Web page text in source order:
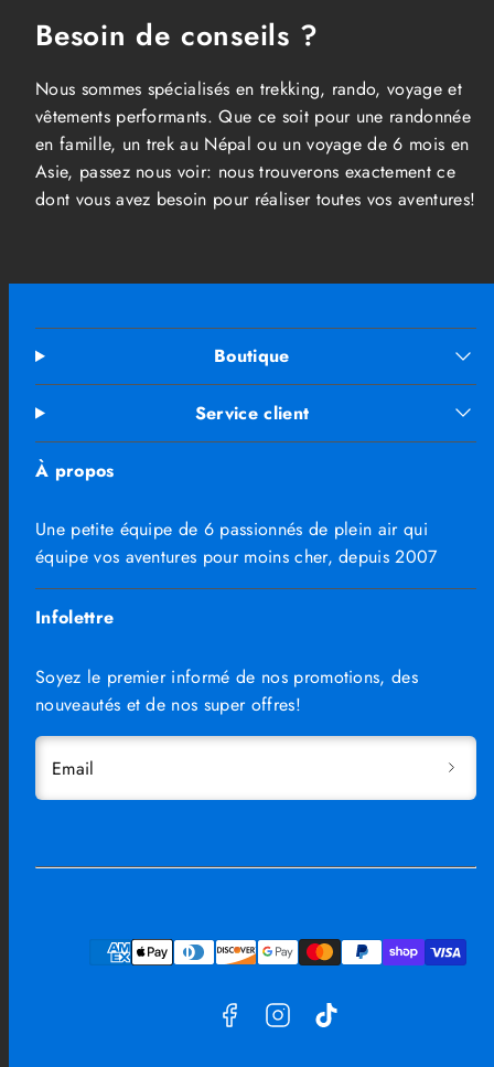
Besoin de conseils ?
Nous sommes spécialisés en trekking, rando, voyage et
vêtements performants. Que ce soit pour une randonnée
en famille, un trek au Népal ou un voyage de 6 mois en
Asie, passez nous voir: nous trouverons exactement ce
dont vous avez besoin pour réaliser toutes vos aventures!
Boutique
Service client
À propos
Une petite équipe de 6 passionnés de plein air qui
équipe vos aventures pour moins cher, depuis 2007
Infolettre
Soyez le premier informé de nos promotions, des
nouveautés et de nos super offres!
Email
Moyens
paiement
Facebook
Instagram